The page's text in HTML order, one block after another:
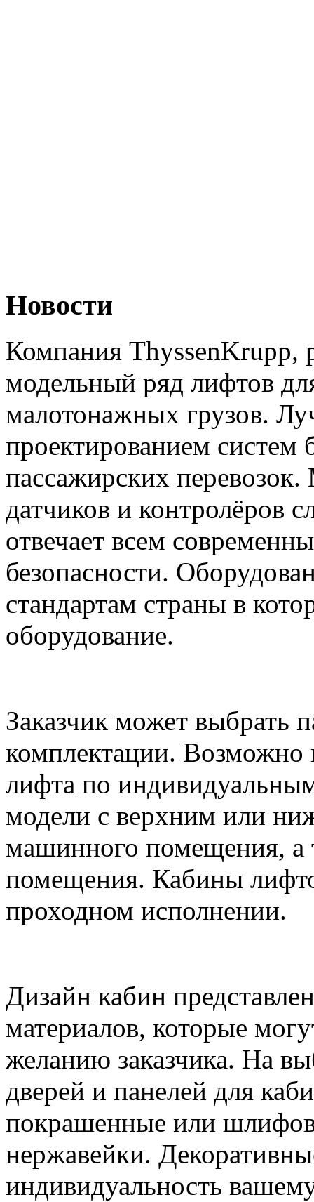
Новости
Компания ThyssenKrupp,
модельный ряд лифтов
малотонажных грузов.
проектированием систем
пассажирских
датчиков и контролёров
отвечает всем
безопасности.
стандартам страны в
оборудование.
Заказчик может выбрать
комплектации. Возможно
лифта по
модели с верхним или
машинного помещения, а
помещения. Кабины
проходном исполнении.
Дизайн кабин
материалов, которые
желанию заказчика. На
дверей и панелей для
покрашенные или
нержавейки.
индивидуальность